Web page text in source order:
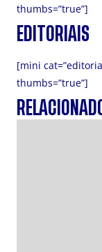
thumbs=”true”]
EDITORIAIS
[mini
thumbs=”true”]